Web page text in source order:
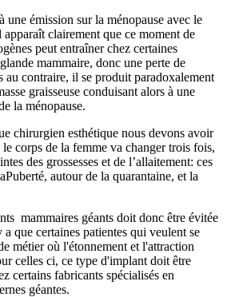
une émission sur la ménopause avec le
clairement que ce moment de
peut entraîner chez certaines
mammaire, donc une perte de
au contraire, il se produit paradoxalement
graisseuse conduisant alors à une
la ménopause.
chirurgien esthétique nous devons avoir
corps de la femme va changer trois fois,
des grossesses et de l’allaitement: ces
autour de la quarantaine, et la
mammaires géants doit donc être évitée
que certaines patientes qui veulent se
métier où l'étonnement et l'attraction
celles ci, ce type d'implant doit être
certains fabricants spécialisés en
géantes.